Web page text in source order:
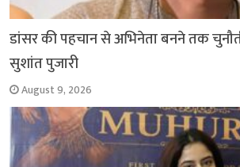
डांसर की पहचान से अभिनेता बनने तक
सुशांत पुजारी
August 9, 2026